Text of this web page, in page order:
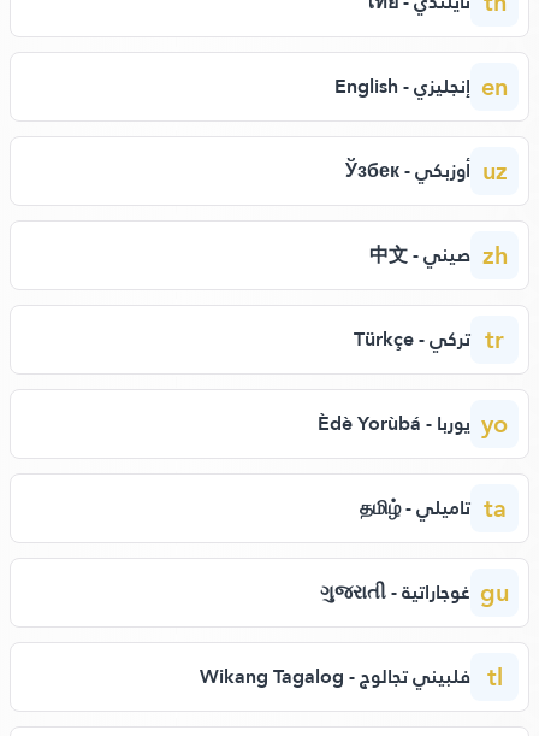
en إنجليزي - English
uz أوزبكي - Ўзбек
zh صيني - 中文
tr تركي - Türkçe
yo يوربا - Èdè Yorùbá
ta تاميلي - தமிழ்
gu غوجاراتية - ગુજરાતી
tl فلبيني تجالوج - Wikang Tagalog